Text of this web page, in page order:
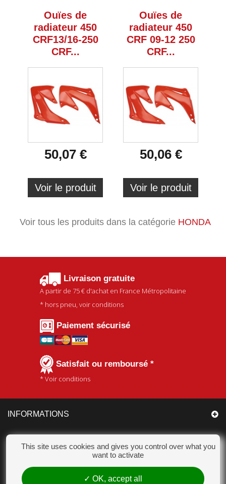
Ouïes de
radiateur 450
CRF13/16-250
CRF...
50,07 €
Voir le produit
Ouïes de
radiateur 450
CRF 09-12 250
CRF...
50,06 €
Voir le produit
Voir tous les produits dans la catégorie HONDA
Livraison gratuite
A partir de 75 € d'achat en France Métropolitaine
* hors pneu, voir conditions
Paiement sécurisé
Satisfait ou remboursé *
* Voir conditions
INFORMATIONS
CATÉGORIES
MON COMPTE
This site uses cookies and gives you control over what you
want to activate
OK, accept all